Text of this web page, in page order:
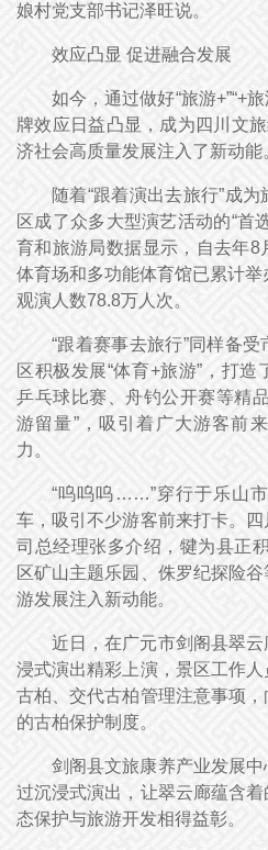
娘村党支部书记泽旺说。
效应凸显 促进融合发展
如今，通过做好“旅游+”“+
牌效应日益凸显，成为四川文
济社会高质量发展注入了新动能
随着“跟着演出去旅行”成
区成了众多大型演艺活动的“首
育和旅游局数据显示，自去年8
体育场和多功能体育馆已累计举
观演人数78.8万人次。
“跟着赛事去旅行”同样备
区积极发展“体育+旅游”，打造
乒乓球比赛、舟钓公开赛等精
游留量”，吸引着广大游客前
力。
“呜呜呜……”穿行于乐山
车，吸引不少游客前来打卡。
司总经理张多介绍，犍为县正
区矿山主题乐园、侏罗纪探险
游发展注入新动能。
近日，在广元市剑阁县翠
浸式演出精彩上演，景区工作
古柏、交代古柏管理注意事项
的古柏保护制度。
剑阁县文旅康养产业发展
过沉浸式演出，让翠云廊蕴含
态保护与旅游开发相得益彰。